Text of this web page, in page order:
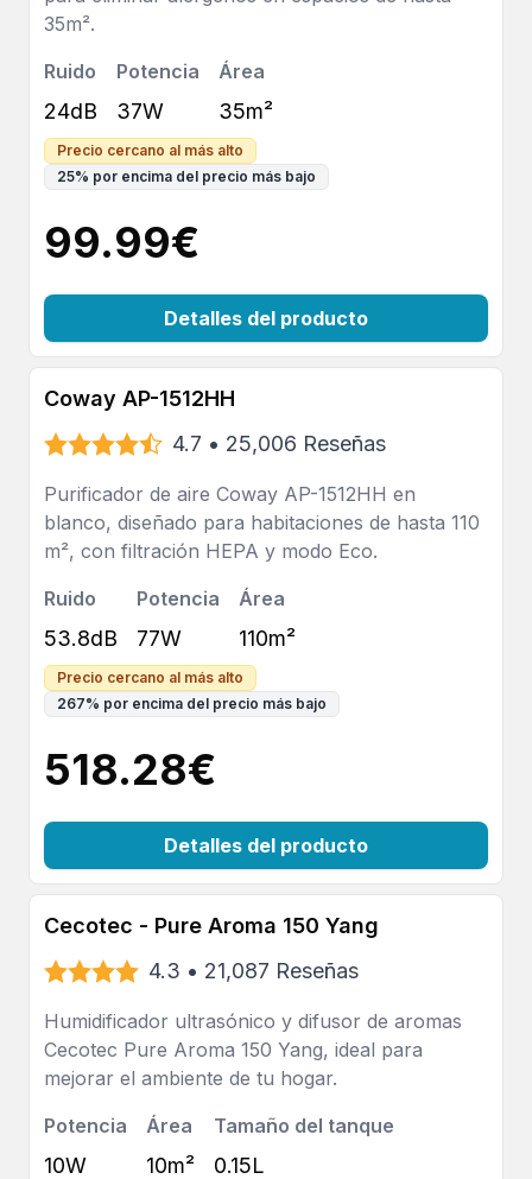
35m².
Ruido
24dB
Potencia
37W
Área
35m²
Precio cercano al más alto
25% por encima del precio más bajo
99.99€
Detalles del producto
Coway AP-1512HH
4.7 • 25,006 Reseñas
Purificador de aire Coway AP-1512HH en
blanco, diseñado para habitaciones de hasta 110
m², con filtración HEPA y modo Eco.
Ruido
53.8dB
Potencia
77W
Área
110m²
Precio cercano al más alto
267% por encima del precio más bajo
518.28€
Detalles del producto
Cecotec - Pure Aroma 150 Yang
4.3 • 21,087 Reseñas
Humidificador ultrasónico y difusor de aromas
Cecotec Pure Aroma 150 Yang, ideal para
mejorar el ambiente de tu hogar.
Potencia
10W
Área
10m²
Tamaño del tanque
0.15L